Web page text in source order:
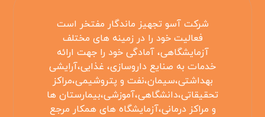
شرکت آسو تجهیز ماندگار مفتخر است
فعالیت خود را در زمینه های مختلف
آزمایشگاهی، آمادگی خود را جهت ارائه
خدمات به صنایع داروسازی، غذایی،آرایشی
بهداشتی،سیمان،نفت و پتروشیمی،مراکز
تحقیقاتی،دانشگاهی،آموزشی،بیمارستان ها
و مراکز درمانی،آزمایشگاه های همکار مرجع